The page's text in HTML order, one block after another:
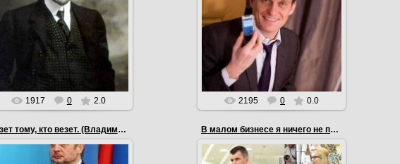
16.03.2012
Кто работает целый день, тому
некогда зарабатывать деньги.
(Джон Рокфеллер)
EmiL
1917 0 2.0
12.03.2012
России инновации не нужны. Мы
настолько отстали, что нам
нужно все просто копировать.
(Олег Тиньков)
EmiL
2195 0 0.0
Везет тому, кто везет. (Владимир Лисин) В малом бизнесе я ничего не понимаю, только в круп